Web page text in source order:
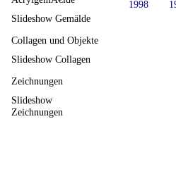
1998
Slideshow Gemälde
Collagen und Objekte
Slideshow Collagen
Zeichnungen
Slideshow
Zeichnungen